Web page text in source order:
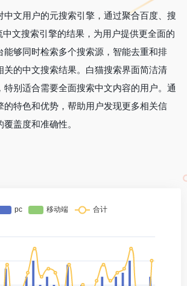
中文用户的元搜索引擎，通过聚合百度、搜
文搜索引擎的结果，为用户提供更全面的
能够同时检索多个搜索源，智能去重和排
关的中文搜索结果。白猫搜索界面简洁清
特别适合需要全面搜索中文内容的用户。通
的特色和优势，帮助用户发现更多相关信
盖度和准确性。